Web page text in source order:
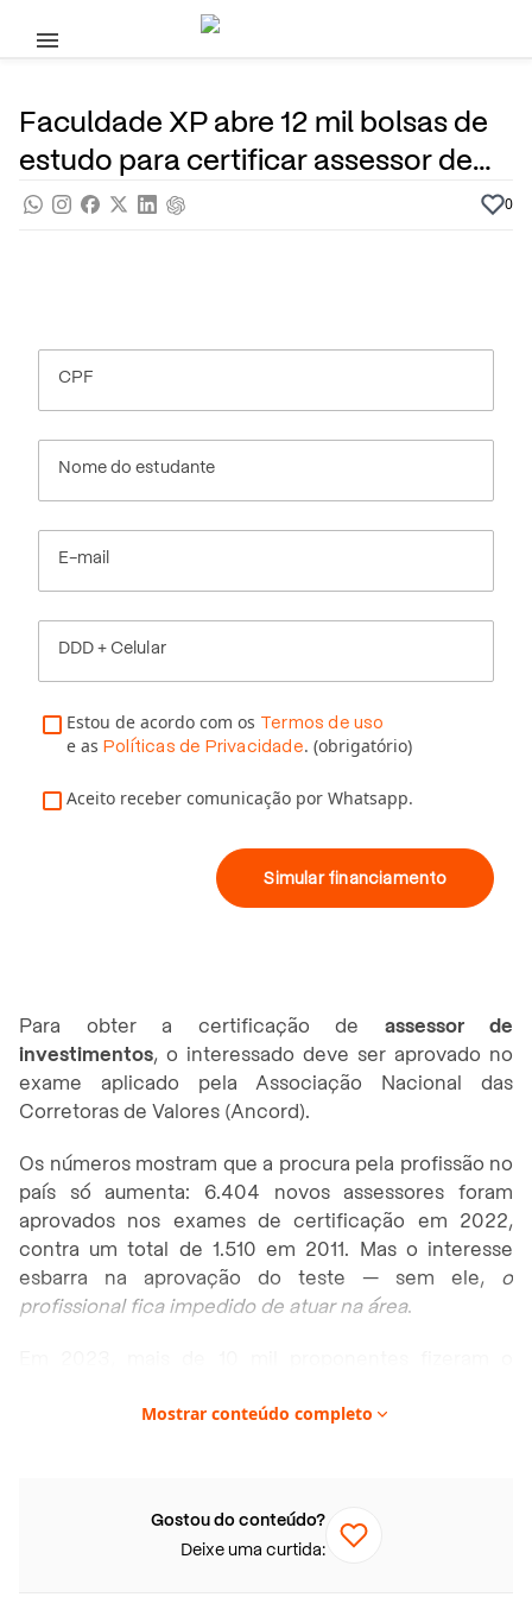
Pular para o conteúdo principal
Faculdade XP abre 12 mil bolsas de
estudo para certificar assessor de
investimentos
0
CPF
Nome do estudante
E-mail
DDD + Celular
Estou de acordo com os Termos de uso
e as Políticas de Privacidade. (obrigatório)
Aceito receber comunicação por Whatsapp.
Simular financiamento
Para obter a certificação de assessor de
investimentos, o interessado deve ser aprovado no
exame aplicado pela Associação Nacional das
Corretoras de Valores (Ancord).
Os números mostram que a procura pela profissão no
país só aumenta: 6.404 novos assessores foram
aprovados nos exames de certificação em 2022,
contra um total de 1.510 em 2011. Mas o interesse
esbarra na aprovação do teste — sem ele, o
profissional fica impedido de atuar na área.
foram aprovados. Até novembro do ano passado, o
Para Thiago Maffra, CEO da XP, o Brasil deve registrar
Mostrar conteúdo completo
Gostou do conteúdo?
Deixe uma curtida: